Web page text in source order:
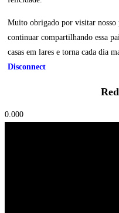
Muito obrigado por visitar
continuar compartilhando essa
casas em lares e torna cada dia
Disconnect
0.000